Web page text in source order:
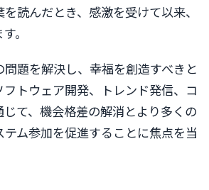
読んだとき、感激を受けて以来、
。
題を解決し、幸福を創造すべきと
トウェア開発、トレンド発信、コ
て、機会格差の解消とより多くの
ム参加を促進することに焦点を当